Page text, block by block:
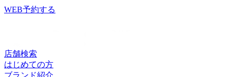
駅センター北駅、あざみ野駅、中山駅、仲町台駅、日吉駅か
都筑区茅ケ崎中央6-1Southwood(サウスウッド)3Fお気軽にご
来店ください。
ア始めませんか?≪アクセス≫最寄駅:横浜市営地下鉄ブルー
ケ崎中央6-1Southwood(サウスウッド)3Fお気軽にご来店くだ
さい。
しております。直近の予約状況は、土日祝が特に人気です!
ージ・整体ファンにも気持ちいいと大好評!話題のオリジナ
ル「肩甲骨ストレッチ付ボディケア」で健康のための“予
防”のボディケア始めませんか?≪アクセス≫最寄駅:横浜市
WEB予約する
店舗検索
はじめての方
ブランド紹介